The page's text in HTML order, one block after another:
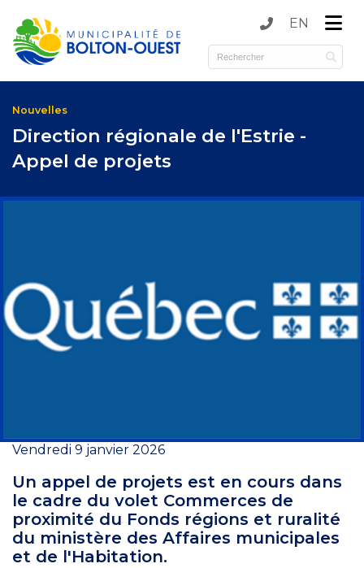
(Municipalité )
(Services )
EN
Nouvelles
Direction régionale de l'Estrie -
Appel de projets
Vendredi 9 janvier 2026
Un appel de projets est en cours dans
le cadre du volet Commerces de
proximité du Fonds régions et ruralité
du ministère des Affaires municipales
et de l'Habitation.